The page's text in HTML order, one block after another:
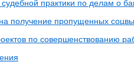
практики по делам о
получение пропущенных
по совершенствованию